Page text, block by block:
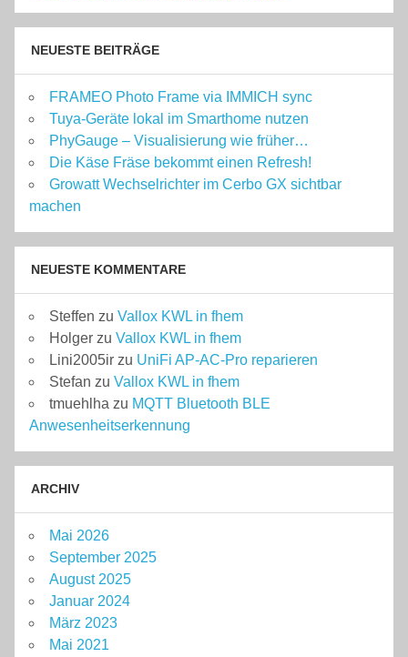
NEUESTE BEITRÄGE
FRAMEO Photo Frame via IMMICH sync
Tuya-Geräte lokal im Smarthome nutzen
PhyGauge – Visualisierung wie früher…
Die Käse Fräse bekommt einen Refresh!
Growatt Wechselrichter im Cerbo GX sichtbar
machen
NEUESTE KOMMENTARE
Steffen zu Vallox KWL in fhem
Holger zu Vallox KWL in fhem
Lini2005ir zu UniFi AP-AC-Pro reparieren
Stefan zu Vallox KWL in fhem
tmuehlha zu MQTT Bluetooth BLE
Anwesenheitserkennung
ARCHIV
Mai 2026
September 2025
August 2025
Januar 2024
März 2023
Mai 2021